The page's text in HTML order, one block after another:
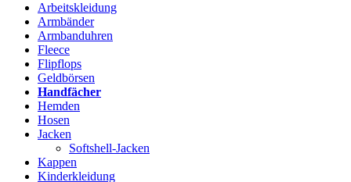
Arbeitskleidung
Armbänder
Armbanduhren
Fleece
Flipflops
Geldbörsen
Handfächer
Hemden
Hosen
Jacken
Softshell-Jacken
Kappen
Kinderkleidung